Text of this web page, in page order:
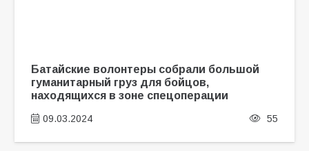
Батайские волонтеры собрали большой
гуманитарный груз для бойцов,
находящихся в зоне спецоперации
09.03.2024 55